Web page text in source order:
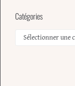
Catégories